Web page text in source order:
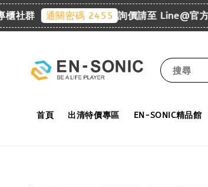
通關密碼 2455 詢價請至 Line@官方帳號
搜尋
首頁 出清特價專區 EN-SONIC精品館